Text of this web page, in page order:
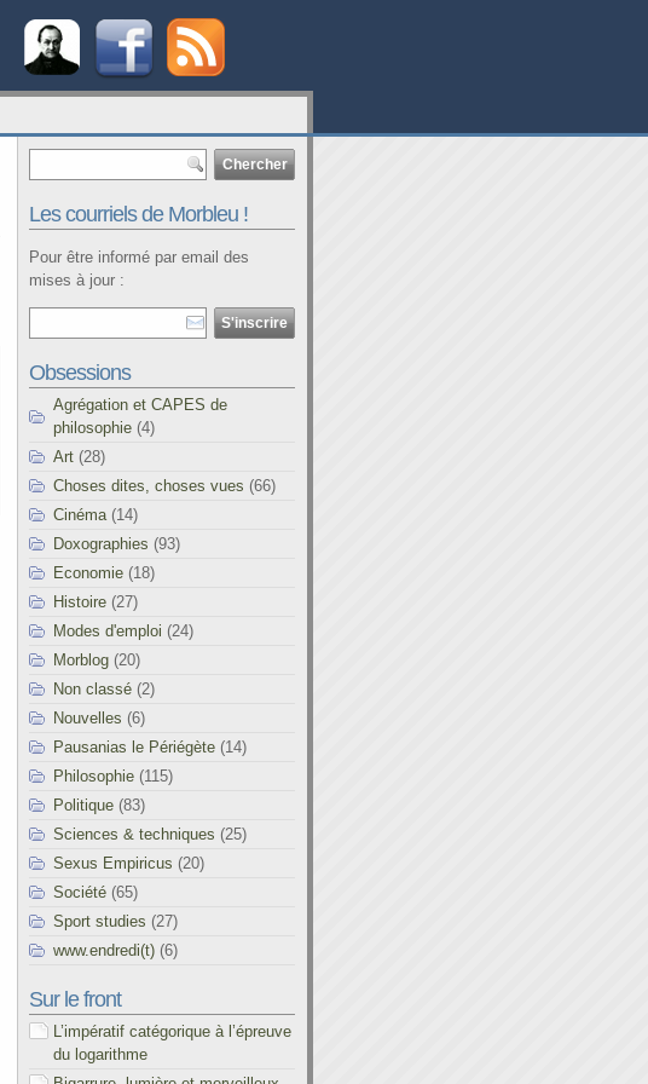
Les courriels de Morbleu !
Pour être informé par email des
mises à jour :
Obsessions
Agrégation et CAPES de
philosophie (4)
Art (28)
Choses dites, choses vues (66)
Cinéma (14)
Doxographies (93)
Economie (18)
Histoire (27)
Modes d'emploi (24)
Morblog (20)
Non classé (2)
Nouvelles (6)
Pausanias le Périégète (14)
Philosophie (115)
Politique (83)
Sciences & techniques (25)
Sexus Empiricus (20)
Société (65)
Sport studies (27)
www.endredi(t) (6)
Sur le front
L’impératif catégorique à l’épreuve
du logarithme